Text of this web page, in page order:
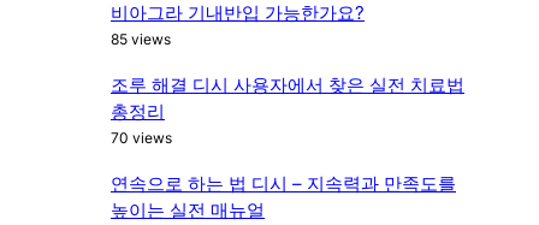
비아그라 기내반입 가능한가요?
85 views
조루 해결 디시 사용자에서 찾은 실전 치료법
총정리
70 views
연속으로 하는 법 디시 – 지속력과 만족도를
높이는 실전 매뉴얼